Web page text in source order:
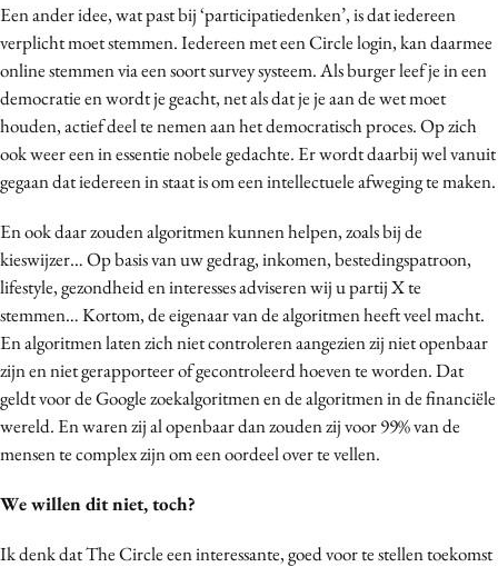
Een ander idee, wat past bij ‘participatiedenken’, is dat iedereen
verplicht moet stemmen. Iedereen met een Circle login, kan daarmee
online stemmen via een soort survey systeem. Als burger leef je in een
democratie en wordt je geacht, net als dat je je aan de wet moet
houden, actief deel te nemen aan het democratisch proces. Op zich
ook weer een in essentie nobele gedachte. Er wordt daarbij wel vanuit
gegaan dat iedereen in staat is om een intellectuele afweging te maken.
En ook daar zouden algoritmen kunnen helpen, zoals bij de
kieswijzer… Op basis van uw gedrag, inkomen, bestedingspatroon,
lifestyle, gezondheid en interesses adviseren wij u partij X te
stemmen… Kortom, de eigenaar van de algoritmen heeft veel macht.
En algoritmen laten zich niet controleren aangezien zij niet openbaar
zijn en niet gerapporteer of gecontroleerd hoeven te worden. Dat
geldt voor de Google zoekalgoritmen en de algoritmen in de financiële
wereld. En waren zij al openbaar dan zouden zij voor 99% van de
mensen te complex zijn om een oordeel over te vellen.
We willen dit niet, toch?
Ik denk dat The Circle een interessante, goed voor te stellen toekomst